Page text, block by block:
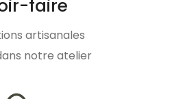
faire
artisanales
notre atelier